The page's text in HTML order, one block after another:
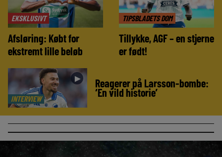
EKSKLUSIVT
Afsløring: Købt for
ekstremt lille beløb
TIPSBLADETS DOM
Tillykke, AGF – en stjerne
er født!
INTERVIEW
► Reagerer på Larsson-bombe:
‘En vild historie’